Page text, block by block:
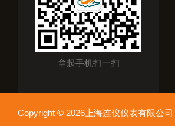
拿起手机扫一扫
Copyright © 2026上海连仪仪表有限公